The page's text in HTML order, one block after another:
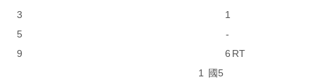
3
5
9
1
-
6 RT
1
國5